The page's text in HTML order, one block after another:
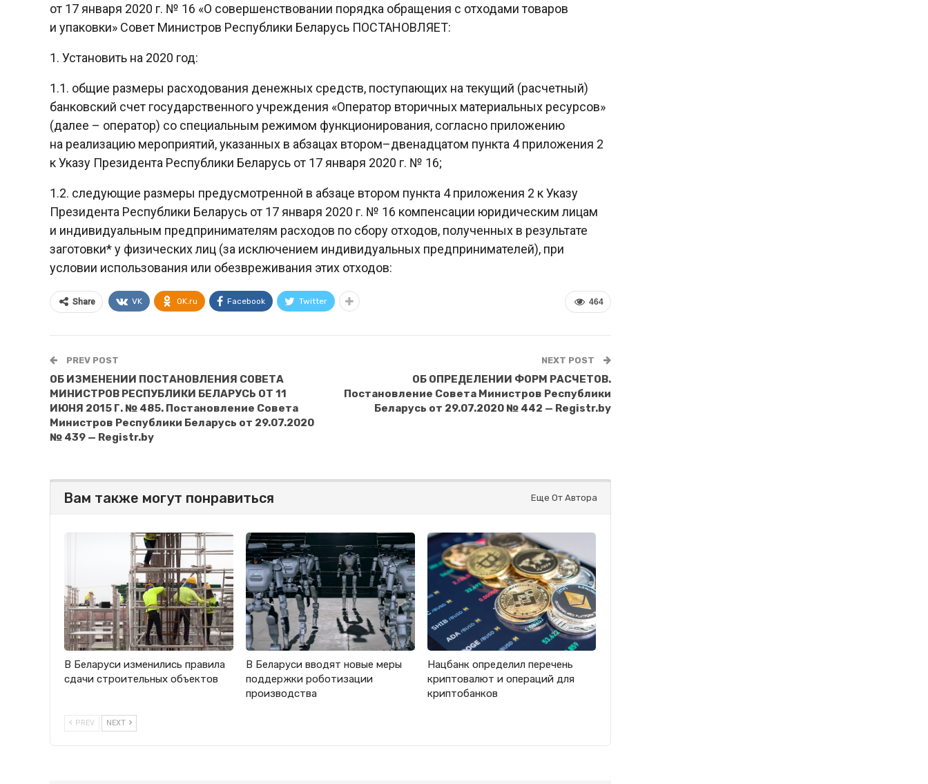
от 17 января 2020 г. № 16 «О совершенствовании порядка обращения с отходами товаров
и упаковки» Совет Министров Республики Беларусь ПОСТАНОВЛЯЕТ:
1. Установить на 2020 год:
1.1. общие размеры расходования денежных средств, поступающих на текущий (расчетный)
банковский счет государственного учреждения «Оператор вторичных материальных ресурсов»
(далее – оператор) со специальным режимом функционирования, согласно приложению
на реализацию мероприятий, указанных в абзацах втором–двенадцатом пункта 4 приложения 2
к Указу Президента Республики Беларусь от 17 января 2020 г. № 16;
1.2. следующие размеры предусмотренной в абзаце втором пункта 4 приложения 2 к Указу
Президента Республики Беларусь от 17 января 2020 г. № 16 компенсации юридическим лицам
и индивидуальным предпринимателям расходов по сбору отходов, полученных в результате
заготовки* у физических лиц (за исключением индивидуальных предпринимателей), при
условии использования или обезвреживания этих отходов:
464
Share VK OK.ru Facebook Twitter
PREV POST
ОБ ИЗМЕНЕНИИ ПОСТАНОВЛЕНИЯ СОВЕТА
МИНИСТРОВ РЕСПУБЛИКИ БЕЛАРУСЬ ОТ 11
ИЮНЯ 2015 Г. № 485. Постановление Совета
Министров Республики Беларусь от 29.07.2020
№ 439 — Registr.by
NEXT POST
ОБ ОПРЕДЕЛЕНИИ ФОРМ РАСЧЕТОВ.
Постановление Совета Министров Республики
Беларусь от 29.07.2020 № 442 — Registr.by
Вам также могут понравиться Еще От Автора
В Беларуси изменились правила
сдачи строительных объектов
В Беларуси вводят новые меры
поддержки роботизации
производства
Нацбанк определил перечень
криптовалют и операций для
криптобанков
PREV NEXT